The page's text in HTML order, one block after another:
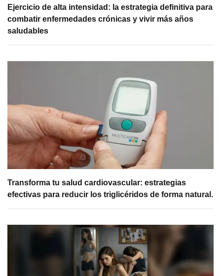
Ejercicio de alta intensidad: la estrategia definitiva para
combatir enfermedades crónicas y vivir más años
saludables
Transforma tu salud cardiovascular: estrategias
efectivas para reducir los triglicéridos de forma natural.